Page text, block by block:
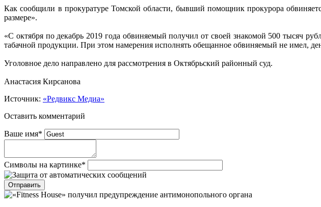
Как сообщили в прокуратуре Томской области, бывший помощник прокурора
размере».
«С октября по декабрь 2019 года обвиняемый получил от своей знакомой 500 тысяч
табачной продукции. При этом намерения исполнять обещанное обвиняемый не имел,
Уголовное дело направлено для рассмотрения в Октябрьский районный суд.
Анастасия Кирсанова
Источник: «Редвикс Медиа»
Оставить комментарий
Ваше имя*
Символы на картинке*